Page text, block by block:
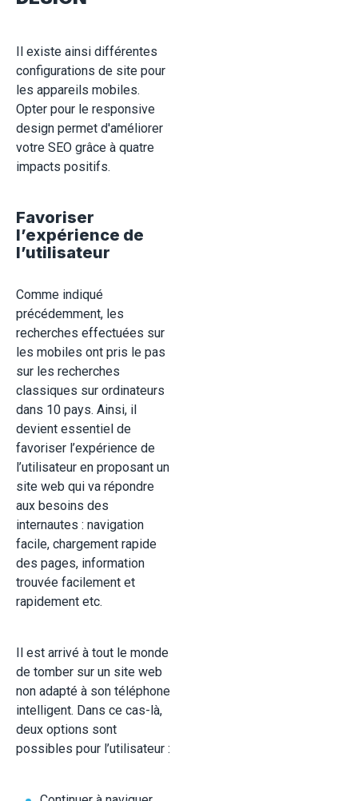
Il existe ainsi différentes
configurations de site pour
les appareils mobiles.
Opter pour le responsive
design permet d'améliorer
votre SEO grâce à quatre
impacts positifs.
Favoriser
l’expérience de
l’utilisateur
Comme indiqué
précédemment, les
recherches effectuées sur
les mobiles ont pris le pas
sur les recherches
classiques sur ordinateurs
dans 10 pays. Ainsi, il
devient essentiel de
favoriser l’expérience de
l’utilisateur en proposant un
site web qui va répondre
aux besoins des
internautes : navigation
facile, chargement rapide
des pages, information
trouvée facilement et
rapidement etc.
Il est arrivé à tout le monde
de tomber sur un site web
non adapté à son téléphone
intelligent. Dans ce cas-là,
deux options sont
possibles pour l’utilisateur :